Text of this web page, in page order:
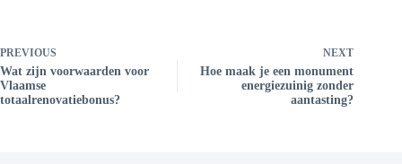
PREVIOUS
Wat zijn voorwaarden voor
Vlaamse
totaalrenovatiebonus?
NEXT
Hoe maak je een monument
energiezuinig zonder
aantasting?